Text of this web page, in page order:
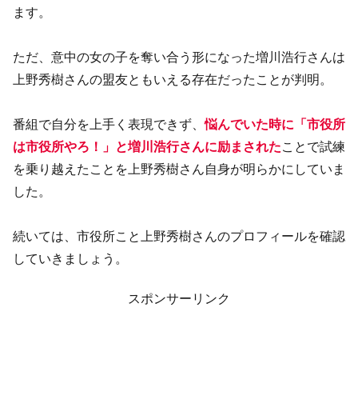
ます。
ただ、意中の女の子を奪い合う形になった増川浩行さんは
上野秀樹さんの盟友ともいえる存在だったことが判明。
番組で自分を上手く表現できず、悩んでいた時に「市役所
は市役所やろ！」と増川浩行さんに励まされたことで試練
を乗り越えたことを上野秀樹さん自身が明らかにしていま
した。
続いては、市役所こと上野秀樹さんのプロフィールを確認
していきましょう。
スポンサーリンク